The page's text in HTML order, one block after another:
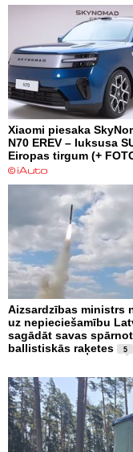
Xiaomi piesaka
N70 EREV – luksusa
Eiropas tirgum (+
Aizsardzības ministrs
uz nepieciešamību
sagādāt savas
ballistiskās raķetes
5